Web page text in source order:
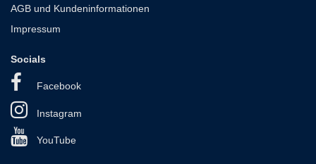
AGB und Kundeninformationen
Impressum
Socials
Facebook
Instagram
YouTube